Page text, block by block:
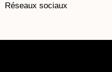
Réseaux sociaux